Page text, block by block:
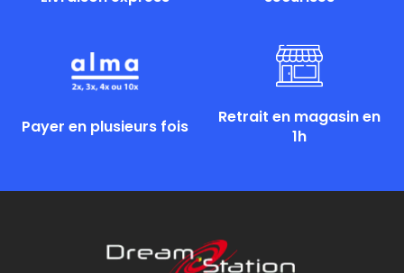
Payer en plusieurs fois
Retrait en magasin en
1h